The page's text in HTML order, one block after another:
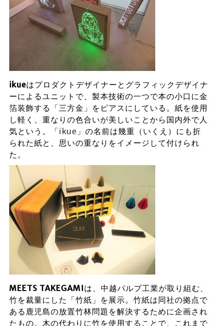
ikueはプロダクトデザイナーとグラフィックデザイナ
ーによるユニットで、製本技術の一つで本の小口に金
箔装飾する「三方金」をピアスにしている。紙を使用
し軽く、重なりの色合いが美しいことから国内外で人
気という。「ikue」の名前は幾重（いくえ）にも折
られた紙と、思いの重なりをイメージして付けられ
た。
MEETS TAKEGAMIは、中越パルプ工業が取り組む、
竹を裁量にした「竹紙」を展示。竹紙は同社の拠点で
ある鹿児島の放置竹林問題を解決するために企画され
たもの。木の代わりに竹を使用することで、これまで